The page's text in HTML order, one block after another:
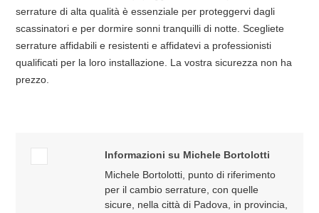
serrature di alta qualità è essenziale per proteggervi dagli
scassinatori e per dormire sonni tranquilli di notte. Scegliete
serrature affidabili e resistenti e affidatevi a professionisti
qualificati per la loro installazione. La vostra sicurezza non ha
prezzo.
Informazioni su Michele Bortolotti
Michele Bortolotti, punto di riferimento
per il cambio serrature, con quelle
sicure, nella città di Padova, in provincia,